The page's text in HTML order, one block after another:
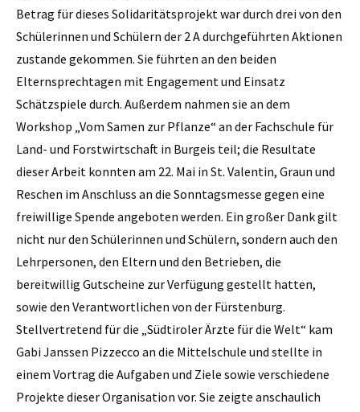
Betrag für dieses Solidaritätsprojekt war durch drei von den
Schülerinnen und Schülern der 2 A durchgeführten Aktionen
zustande gekommen. Sie führten an den beiden
Elternsprechtagen mit Engagement und Einsatz
Schätzspiele durch. Außerdem nahmen sie an dem
Workshop „Vom Samen zur Pflanze“ an der Fachschule für
Land- und Forstwirtschaft in Burgeis teil; die Resultate
dieser Arbeit konnten am 22. Mai in St. Valentin, Graun und
Reschen im Anschluss an die Sonntagsmesse gegen eine
freiwillige Spende angeboten werden. Ein großer Dank gilt
nicht nur den Schülerinnen und Schülern, sondern auch den
Lehrpersonen, den Eltern und den Betrieben, die
bereitwillig Gutscheine zur Verfügung gestellt hatten,
sowie den Verantwortlichen von der Fürstenburg.
Stellvertretend für die „Südtiroler Ärzte für die Welt“ kam
Gabi Janssen Pizzecco an die Mittelschule und stellte in
einem Vortrag die Aufgaben und Ziele sowie verschiedene
Pro­jekte dieser Organisation vor. Sie zeigte anschaulich